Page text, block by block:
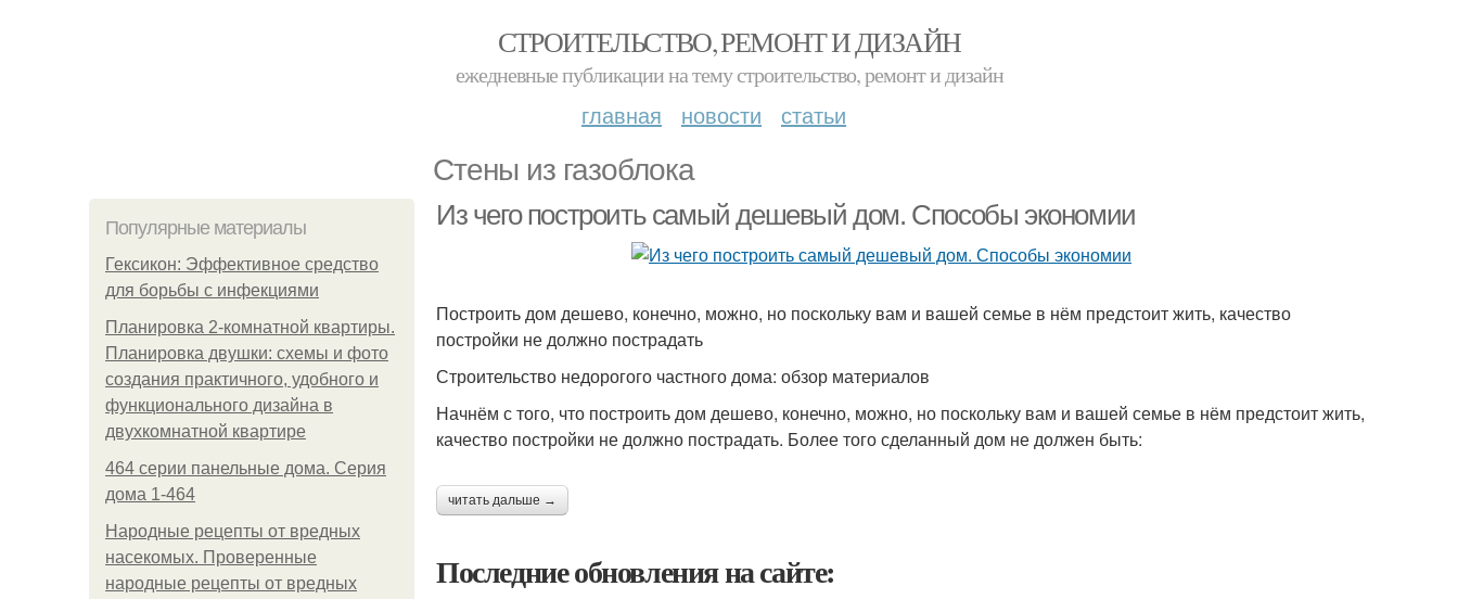
СТРОИТЕЛЬСТВО, РЕМОНТ И ДИЗАЙН
ежедневные публикации на тему строительство, ремонт и дизайн
главная новости статьи
Стены из газоблока
Популярные материалы
Гексикон: Эффективное средство
для борьбы с инфекциями
Планировка 2-комнатной квартиры.
Планировка двушки: схемы и фото
создания практичного, удобного и
функционального дизайна в
двухкомнатной квартире
464 серии панельные дома. Серия
дома 1-464
Народные рецепты от вредных
насекомых. Проверенные
народные рецепты от вредных
Из чего построить самый дешевый дом. Способы экономии
Построить дом дешево, конечно, можно, но поскольку вам и вашей семье в нём предстоит жить, качество
постройки не должно пострадать
Строительство недорогого частного дома: обзор материалов
Начнём с того, что построить дом дешево, конечно, можно, но поскольку вам и вашей семье в нём предстоит жить,
качество постройки не должно пострадать. Более того сделанный дом не должен быть:
читать дальше →
Последние обновления на сайте: